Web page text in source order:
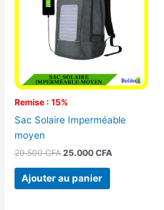
Remise : 15%
Sac Solaire Imperméable
moyen
29.500CFA
29.500 CFA.
25.000CFA
Ajouter au panier